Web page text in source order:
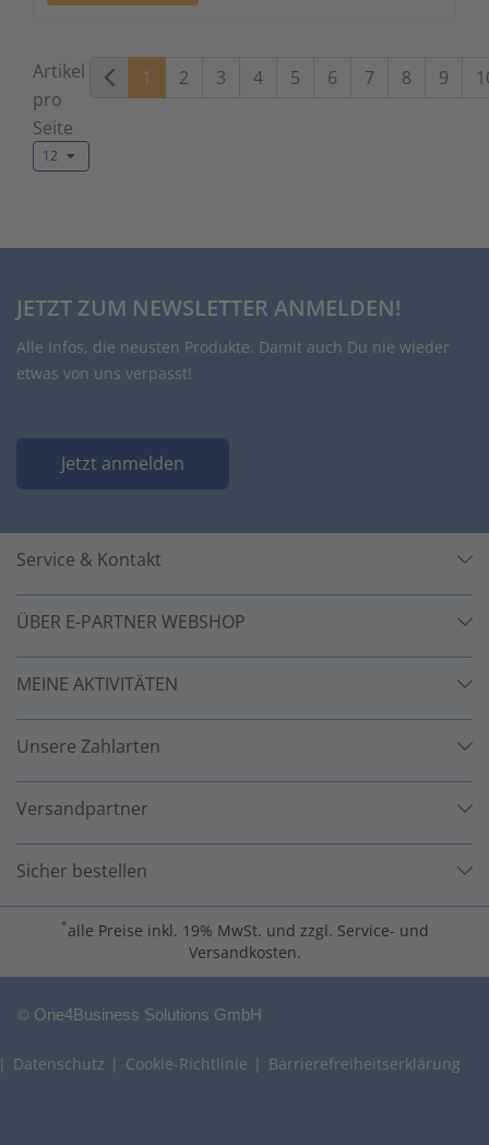
Artikel
pro
Seite
12
1 2 3 4 5 6 7 8 9
JETZT ZUM NEWSLETTER ANMELDEN!
Alle Infos, die neusten Produkte. Damit auch Du nie wieder
etwas von uns verpasst!
Jetzt anmelden
Service & Kontakt
ÜBER E-PARTNER WEBSHOP
MEINE AKTIVITÄTEN
Unsere Zahlarten
Versandpartner
Sicher bestellen
*alle Preise inkl. 19% MwSt. und zzgl. Service- und
Versandkosten.
© One4Business Solutions GmbH
Datenschutz Cookie-Richtlinie Barrierefreiheitserklärung